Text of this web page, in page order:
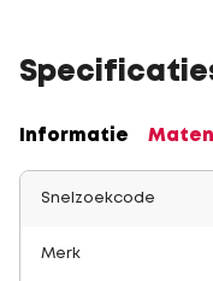
Informatie
Snelzoekcode
Merk